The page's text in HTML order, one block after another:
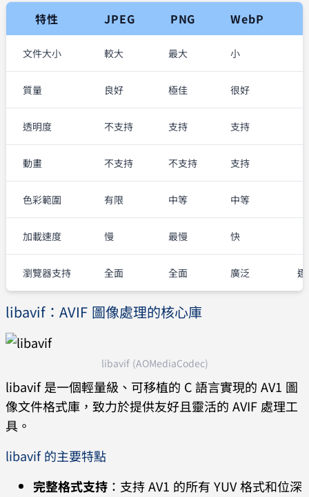
特性 JPEG PNG WebP
文件大小 較大 最大 小
質量 良好 極佳 很好
透明度 不支持 支持 支持
動畫 不支持 不支持 支持
色彩範圍 有限 中等 中等
加載速度 慢 最慢 快
瀏覽器支持 全面 全面 廣泛
libavif：AVIF 圖像處理的核心庫
libavif (AOMediaCodec)
libavif 是一個輕量級、可移植的 C 語言實現的 AV1 圖
像文件格式庫，致力於提供友好且靈活的 AVIF 處理工
具。
libavif 的主要特點
完整格式支持 ：支持 AV1 的所有 YUV 格式和位深